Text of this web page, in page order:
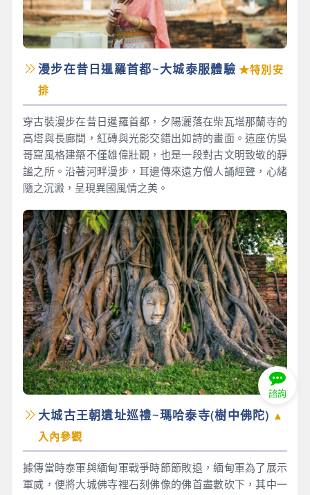
漫步在昔日暹羅首都~大城泰服體驗 ★特別安
排
穿古裝漫步在昔日暹羅首都，夕陽灑落在柴瓦塔那蘭寺的
高塔與長廊間，紅磚與光影交錯出如詩的畫面。這座仿吳
哥窟風格建築不僅雄偉壯觀，也是一段對古文明致敬的靜
謐之所。沿著河畔漫步，耳邊傳來遠方僧人誦經聲，心緒
隨之沉澱，呈現異國風情之美。
大城古王朝遺址巡禮~瑪哈泰寺(樹中佛陀) ▲
入內參觀
據傳當時泰軍與緬甸軍戰爭時節節敗退，緬甸軍為了展示
軍威，便將大城佛寺裡石刻佛像的佛首盡數砍下，其中一
諮詢